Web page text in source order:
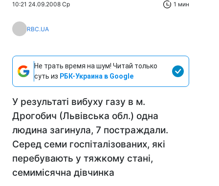
10:21 24.09.2008 Ср 1 мин
RBC.UA
Не трать время на шум! Читай только
суть из РБК-Украина в Google
У результаті вибуху газу в м.
Дрогобич (Львівська обл.) одна
людина загинула, 7 постраждали.
Серед семи госпіталізованих, які
перебувають у тяжкому стані,
семимісячна дівчинка